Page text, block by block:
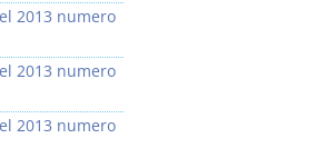
2013 numero
2013 numero
2013 numero